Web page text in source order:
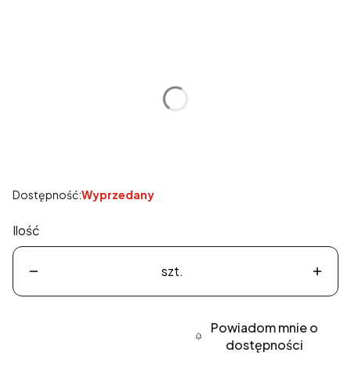
Dostępność:Wyprzedany
Ilość
szt.
Powiadom mnie o
dostępności